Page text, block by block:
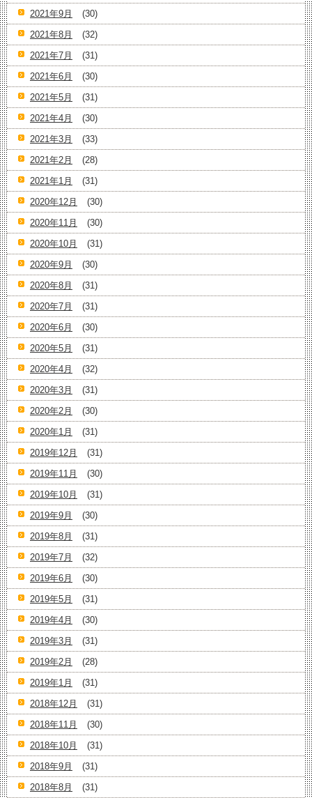
2021年9月
(30)
2021年8月
(32)
2021年7月
(31)
2021年6月
(30)
2021年5月
(31)
2021年4月
(30)
2021年3月
(33)
2021年2月
(28)
2021年1月
(31)
2020年12月
(30)
2020年11月
(30)
2020年10月
(31)
2020年9月
(30)
2020年8月
(31)
2020年7月
(31)
2020年6月
(30)
2020年5月
(31)
2020年4月
(32)
2020年3月
(31)
2020年2月
(30)
2020年1月
(31)
2019年12月
(31)
2019年11月
(30)
2019年10月
(31)
2019年9月
(30)
2019年8月
(31)
2019年7月
(32)
2019年6月
(30)
2019年5月
(31)
2019年4月
(30)
2019年3月
(31)
2019年2月
(28)
2019年1月
(31)
2018年12月
(31)
2018年11月
(30)
2018年10月
(31)
2018年9月
(31)
2018年8月
(31)